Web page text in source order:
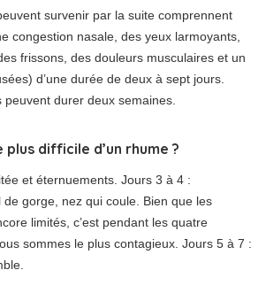
survenir par la suite comprennent
congestion nasale, des yeux larmoyants,
frissons, des douleurs musculaires et un
d’une durée de deux à sept jours.
peuvent durer deux semaines.
difficile d’un rhume ?
et éternuements. Jours 3 à 4 :
de gorge, nez qui coule. Bien que les
limités, c’est pendant les quatre
sommes le plus contagieux. Jours 5 à 7 :